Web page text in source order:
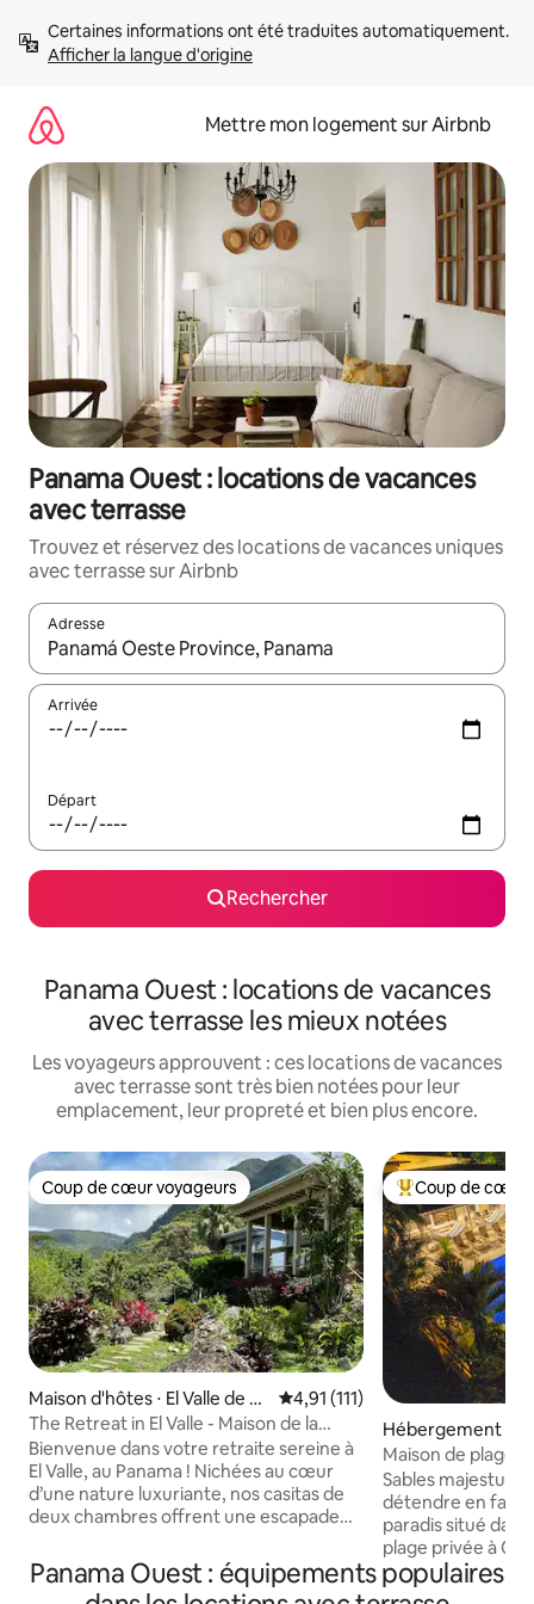
directement
Afficher la langue d'origine
Mettre mon logement sur Airbnb
Panama Ouest : locations de vacances
avec terrasse
Trouvez et réservez des locations de vacances uniques
avec terrasse sur Airbnb
Adresse
Lorsque les résultats s'affichent, utilisez les flèches vers le
Arrivée
Départ
Rechercher
Panama Ouest : locations de vacances
avec terrasse les mieux notées
Les voyageurs approuvent : ces locations de vacances
avec terrasse sont très bien notées pour leur
emplacement, leur propreté et bien plus encore.
Coup de cœur voyageurs
Coup de cœur voyageurs
Maison d'hôtes ⋅ El Valle de A
ntón
Évaluation moyenne sur la
4,91 (111)
The Retreat in El Valle - Maison de la
montagne
Bienvenue dans votre retraite sereine à
El Valle, au Panama ! Nichées au cœur
d’une nature luxuriante, nos casitas de
deux chambres offrent une escapade
une faune exotique et une flore variée.
Chaque casita dispose de deux
Coups de cœur
Coup de cœur
Hébergement ⋅
ralda
Maison de plage -
incroyables -
Sables
détendre en
paradis situé
plage privée à
Carlos. À
l'autoroute
Panama Ouest : équipements populaires